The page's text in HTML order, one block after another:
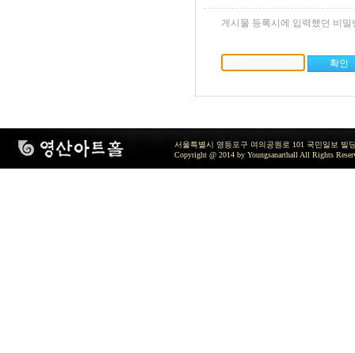
게시물 등록시에 입력했던 비
서울특별시 영등포구 여의공원로 101 국민일보 빌
Copyright @ 2014 by Youngsanarthall All Rights